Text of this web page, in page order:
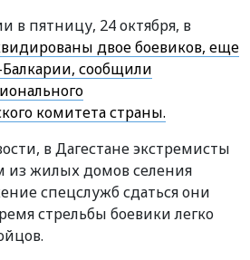
в пятницу, 24 октября, в
двое боевиков, еще
сообщили
комитета страны.
в Дагестане экстремисты
из жилых домов селения
спецслужб сдаться они
стрельбы боевики легко